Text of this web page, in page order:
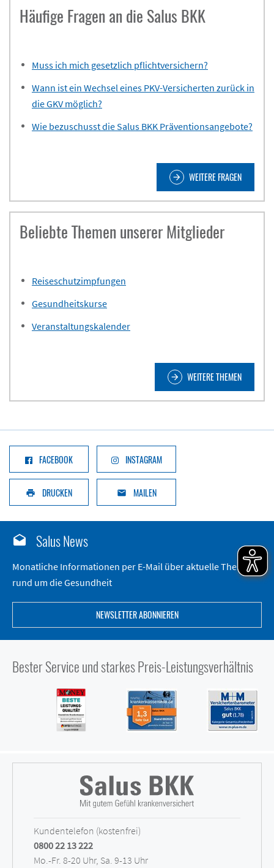
Häufige Fragen an die Salus BKK
Muss ich mich gesetzlich pflichtversichern?
Wann ist ein Wechsel eines PKV-Versicherten zurück in
die GKV möglich?
Wie bezuschusst die Salus BKK Präventionsangebote?
arrow_forward WEITERE FRAGEN
Beliebte Themen unserer Mitglieder
Reiseschutzimpfungen
Gesundheitskurse
Veranstaltungskalender
arrow_forward WEITERE THEMEN
FACEBOOK INSTAGRAM
print DRUCKEN email MAILEN
drafts Salus News
Monatliche Informationen per E-Mail über aktuelle Themen
rund um die Gesundheit
NEWSLETTER ABONNIEREN
Bester Service und starkes Preis-Leistungsverhältnis
Kundentelefon (kostenfrei)
0800 22 13 222
Mo.-Fr. 8-20 Uhr, Sa. 9-13 Uhr